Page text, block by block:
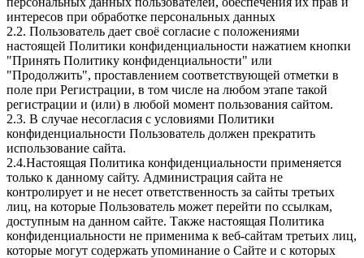
интересов при обработке персональных данных
2.2. Пользователь дает своё согласие с положениями
настоящей Политики конфиденциальности нажатием кнопки
"Принять Политику конфиденциальности" или
"Продолжить", проставлением соответствующей отметки в
поле при Регистрации, в том числе на любом этапе такой
регистрации и (или) в любой момент пользования сайтом.
2.3. В случае несогласия с условиями Политики
конфиденциальности Пользователь должен прекратить
использование сайта.
2.4.Настоящая Политика конфиденциальности применяется
только к данному сайту. Администрация сайта не
контролирует и не несет ответственность за сайты третьих
лиц, на которые Пользователь может перейти по ссылкам,
доступным на данном сайте. Также настоящая Политика
конфиденциальности не применима к веб-сайтам третьих лиц,
которые могут содержать упоминание о Сайте и с которых